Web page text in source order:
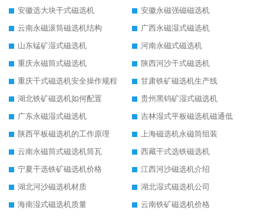
安徽选大块干式磁选机
安徽永磁强磁磁选机
云南永磁滚筒磁选机结构
广西永磁湿式磁选机
山东锰矿湿式磁选机
河南永磁式磁选机
重庆永磁筒式磁选机
陕西河沙干式磁选机
重庆干式磁选机安全操作规程
甘肃铁矿磁选机生产线
湖北铁矿磁选机如何配置
贵州黑钨矿湿式磁选机
广东永磁湿式磁选机
吉林湿式平板磁选机磁通低
陕西平板磁选机的工作原理
上海磁选机永磁筒组装
云南永磁筒式磁选机筒瓦
西藏干式选铁磁选机
宁夏干选铁矿磁选机价格
江西河沙磁选机介绍
湖北河沙磁选机材质
湖北湿式磁选机公司
海南湿式磁选机质量
云南铁矿磁选机价格